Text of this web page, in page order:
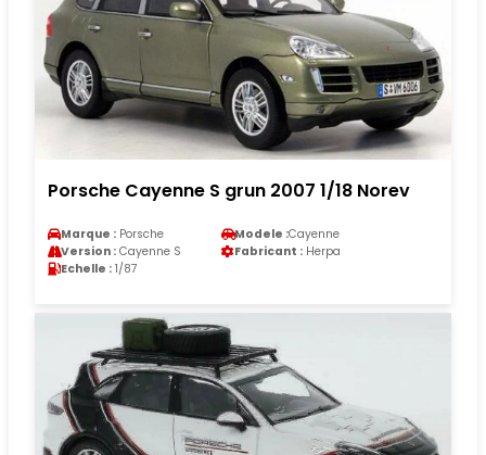
Porsche Cayenne S grun 2007 1/18 Norev
Marque : Porsche Modele :Cayenne
Version : Cayenne S Fabricant : Herpa
Echelle : 1/87